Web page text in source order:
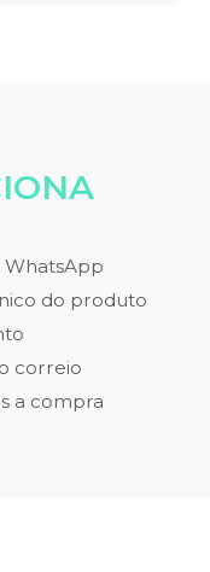
WhatsApp
do produto
correio
a compra